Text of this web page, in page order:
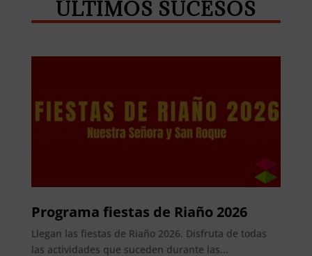
ÚLTIMOS SUCESOS
Programa fiestas de Riaño 2026
Llegan las fiestas de Riaño 2026. Disfruta de todas
las actividades que suceden durante las...